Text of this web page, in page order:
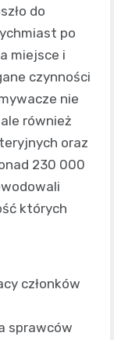
do
po
miejsce i
czynności
nie
również
oraz
230 000
których
członków
sprawców